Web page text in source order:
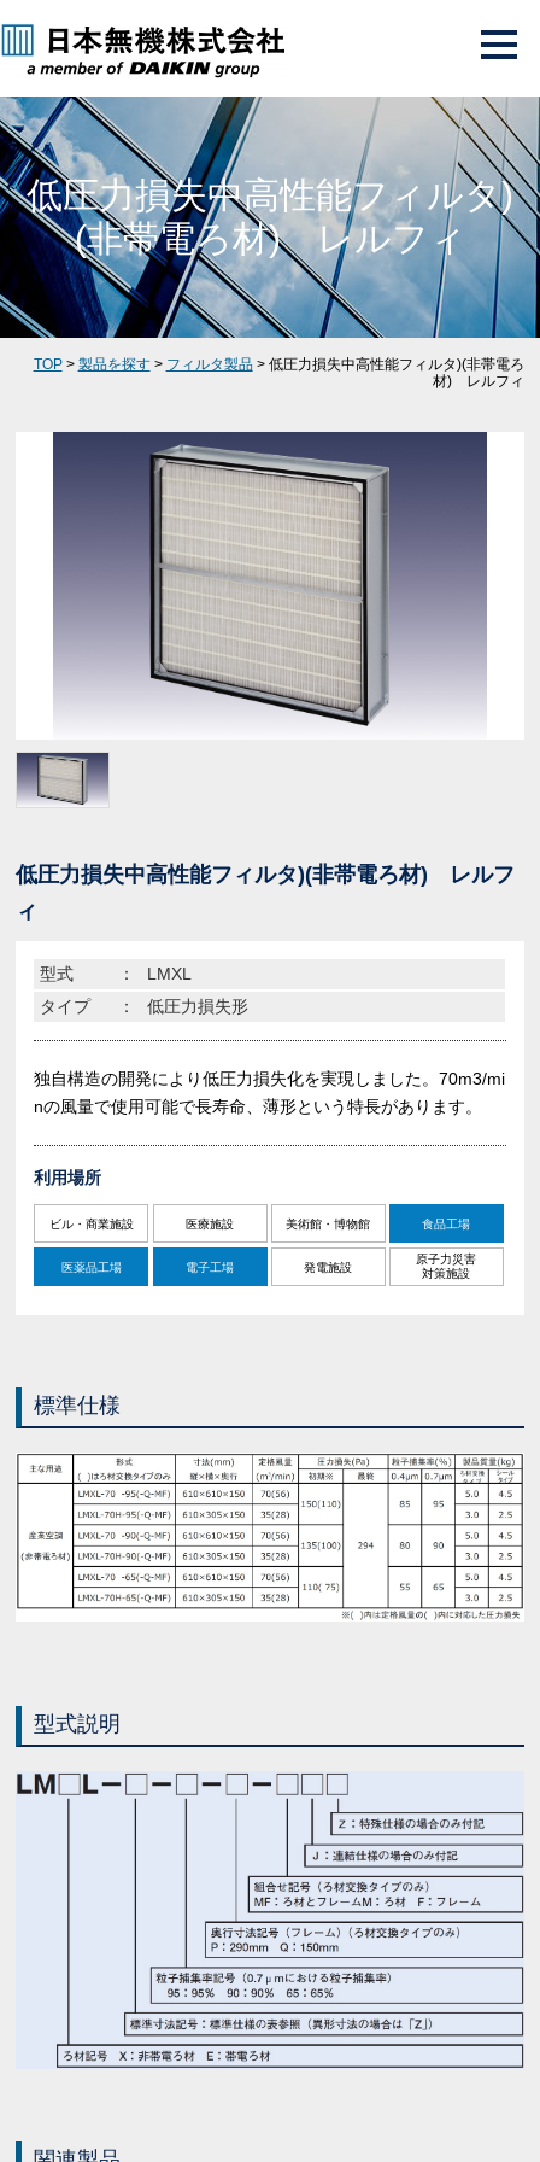
低圧力損失中高性能フィルタ)
(非帯電ろ材) レルフィ
TOP> 製品を探す> フィルタ製品> 低圧力損失中高性能フィルタ)(非帯電ろ
材) レルフィ
低圧力損失中高性能フィルタ)(非帯電ろ材) レルフ
ィ
型式 ：
LMXL
タイプ
： 低圧力損失形
独自構造の開発により低圧力損失化を実現しました。70m3/mi
nの風量で使用可能で長寿命、薄形という特長があります。
利用場所
ビル・商業施設 医療施設 美術館・博物館 食品工場
医薬品工場 電子工場 発電施設
原子力災害
対策施設
標準仕様
型式説明